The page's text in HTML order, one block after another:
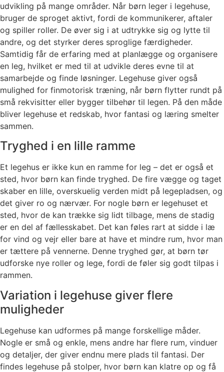
udvikling på mange områder. Når børn leger i legehuse,
bruger de sproget aktivt, fordi de kommunikerer, aftaler
og spiller roller. De øver sig i at udtrykke sig og lytte til
andre, og det styrker deres sproglige færdigheder.
Samtidig får de erfaring med at planlægge og organisere
en leg, hvilket er med til at udvikle deres evne til at
samarbejde og finde løsninger. Legehuse giver også
mulighed for finmotorisk træning, når børn flytter rundt på
små rekvisitter eller bygger tilbehør til legen. På den måde
bliver legehuse et redskab, hvor fantasi og læring smelter
sammen.
Tryghed i en lille ramme
Et legehus er ikke kun en ramme for leg – det er også et
sted, hvor børn kan finde tryghed. De fire vægge og taget
skaber en lille, overskuelig verden midt på legepladsen, og
det giver ro og nærvær. For nogle børn er legehuset et
sted, hvor de kan trække sig lidt tilbage, mens de stadig
er en del af fællesskabet. Det kan føles rart at sidde i læ
for vind og vejr eller bare at have et mindre rum, hvor man
er tættere på vennerne. Denne tryghed gør, at børn tør
udforske nye roller og lege, fordi de føler sig godt tilpas i
rammen.
Variation i legehuse giver flere
muligheder
Legehuse kan udformes på mange forskellige måder.
Nogle er små og enkle, mens andre har flere rum, vinduer
og detaljer, der giver endnu mere plads til fantasi. Der
findes legehuse på stolper, hvor børn kan klatre op og få